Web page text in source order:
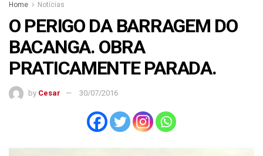
Home Notícias
O PERIGO DA BARRAGEM DO
BACANGA. OBRA
PRATICAMENTE PARADA.
by Cesar 30/07/2016